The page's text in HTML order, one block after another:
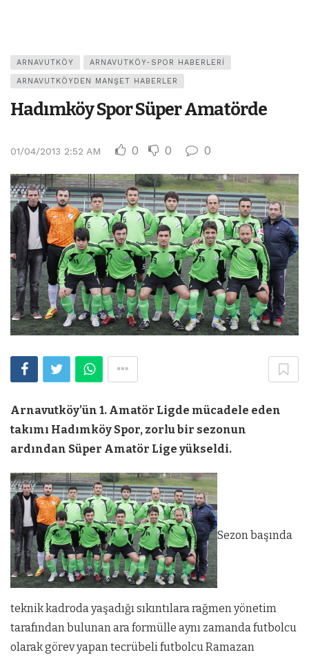
ARNAVUTKÖY ARNAVUTKÖY-SPOR HABERLERI
ARNAVUTKÖYDEN MANŞET HABERLER
Hadımköy Spor Süper Amatörde
01/04/2013 2:52 AM 0 0 0
Arnavutköy’ün 1. Amatör Ligde mücadele eden
takımı Hadımköy Spor, zorlu bir sezonun
ardından Süper Amatör Lige yükseldi.
Sezon başında
teknik kadroda yaşadığı sıkıntılara rağmen yönetim
tarafından bulunan ara formülle aynı zamanda futbolcu
olarak görev yapan tecrübeli futbolcu Ramazan